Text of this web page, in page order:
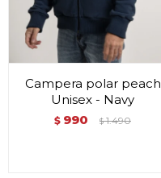
Campera polar peach
Unisex - Navy
$ 990 $ 1.490